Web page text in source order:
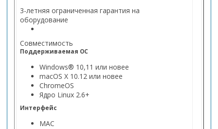
3-летняя ограниченная гарантия на
оборудование
Совместимость
Поддерживаемая ОС
Windows® 10,11 или новее
macOS X 10.12 или новее
ChromeOS
Ядро Linux 2.6+
Интерфейс
MAC